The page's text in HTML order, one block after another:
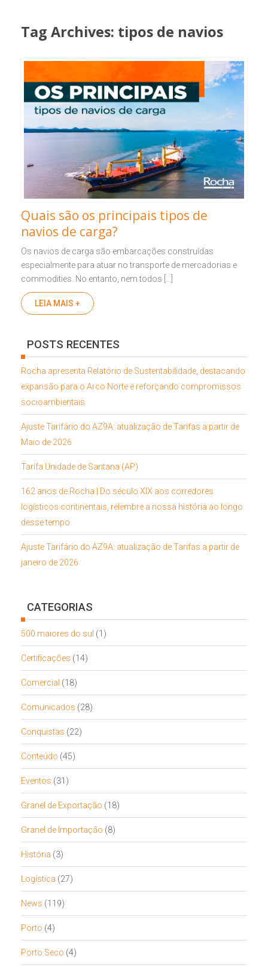
Tag Archives: tipos de navios
Quais são os principais tipos de
navios de carga?
Os navios de carga são embarcações construídas
especialmente para atuar no transporte de mercadorias e
commodities. No entanto, nem todos […]
LEIA MAIS +
POSTS RECENTES
Rocha apresenta Relatório de Sustentabilidade, destacando
expansão para o Arco Norte e reforçando compromissos
socioambientais
Ajuste Tarifário do AZ9A: atualização de Tarifas a partir de
Maio de 2026
Tarifa Unidade de Santana (AP)
162 anos de Rocha | Do século XIX aos corredores
logísticos continentais, relembre a nossa história ao longo
desse tempo
Ajuste Tarifário do AZ9A: atualização de Tarifas a partir de
janeiro de 2026
CATEGORIAS
500 maiores do sul (1)
Certificações (14)
Comercial (18)
Comunicados (28)
Conquistas (22)
Conteúdo (45)
Eventos (31)
Granel de Exportação (18)
Granel de Importação (8)
História (3)
Logística (27)
News (119)
Porto (4)
Porto Seco (4)